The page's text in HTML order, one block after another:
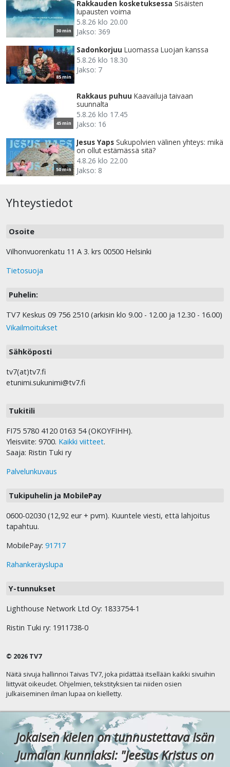
30 min
Rakkauden kosketuksessa Sisäisten
lupausten voima
5.8.26 klo 20.00
Jakso: 369
85 min
Sadonkorjuu Luomassa Luojan kanssa
5.8.26 klo 18.30
Jakso: 7
45 min
Rakkaus puhuu Kaavailuja taivaan
suunnalta
5.8.26 klo 17.45
Jakso: 16
50 min
Jesus Yaps Sukupolvien välinen yhteys: mikä
on ollut estämässä sitä?
4.8.26 klo 22.00
Jakso: 8
Yhteystiedot
Osoite
Vilhonvuorenkatu 11 A 3. krs 00500 Helsinki
Tietosuoja
Puhelin:
TV7 Keskus 09 756 2510 (arkisin klo 9.00 - 12.00 ja 12.30 - 16.00)
Vikailmoitukset
Sähköposti
tv7(at)tv7.fi
etunimi.sukunimi@tv7.fi
Tukitili
FI75 5780 4120 0163 54 (OKOYFIHH).
Yleisviite: 9700. Kaikki viitteet.
Saaja: Ristin Tuki ry
Palvelunkuvaus
Tukipuhelin ja MobilePay
0600-02030 (12,92 eur + pvm). Kuuntele viesti, että lahjoitus
tapahtuu.
MobilePay: 91717
Rahankeräyslupa
Y-tunnukset
Lighthouse Network Ltd Oy: 1833754-1
Ristin Tuki ry: 1911738-0
© 2026 TV7
Näitä sivuja hallinnoi Taivas TV7, joka pidättää itsellään kaikki sivuihin
liittyvät oikeudet. Ohjelmien, tekstityksien tai niiden osien
julkaiseminen ilman lupaa on kielletty.
Jokaisen kielen on tunnustettava Isän
Jumalan kunniaksi: "Jeesus Kristus on